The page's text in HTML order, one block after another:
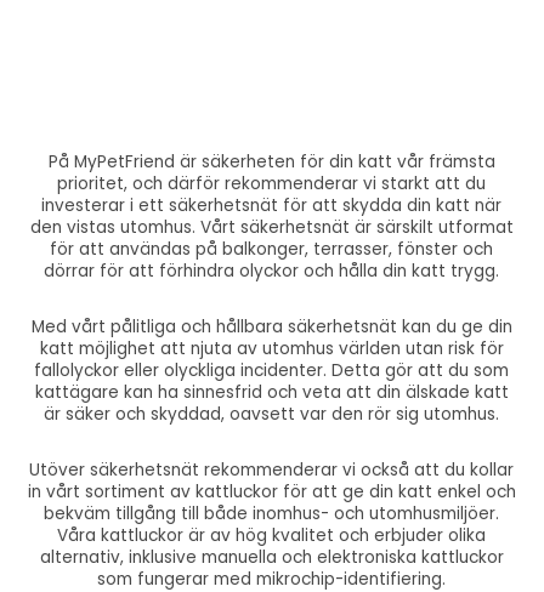
På MyPetFriend är säkerheten för din katt vår främsta
prioritet, och därför rekommenderar vi starkt att du
investerar i ett säkerhetsnät för att skydda din katt när
den vistas utomhus. Vårt säkerhetsnät är särskilt utformat
för att användas på balkonger, terrasser, fönster och
dörrar för att förhindra olyckor och hålla din katt trygg.
Med vårt pålitliga och hållbara säkerhetsnät kan du ge din
katt möjlighet att njuta av utomhus världen utan risk för
fallolyckor eller olyckliga incidenter. Detta gör att du som
kattägare kan ha sinnesfrid och veta att din älskade katt
är säker och skyddad, oavsett var den rör sig utomhus.
Utöver säkerhetsnät rekommenderar vi också att du kollar
in vårt sortiment av kattluckor för att ge din katt enkel och
bekväm tillgång till både inomhus- och utomhusmiljöer.
Våra kattluckor är av hög kvalitet och erbjuder olika
alternativ, inklusive manuella och elektroniska kattluckor
som fungerar med mikrochip-identifiering.